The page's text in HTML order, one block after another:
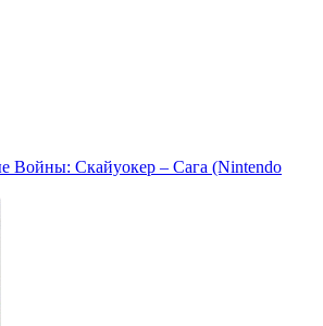
Войны: Скайуокер – Сага (Nintendo